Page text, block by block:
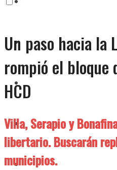
Lanús
Lomas
Quilmes
Varela
Un paso hacia la
rompió el bloque
HCD
Villa, Serapio y
libertario. Buscarán
municipios.